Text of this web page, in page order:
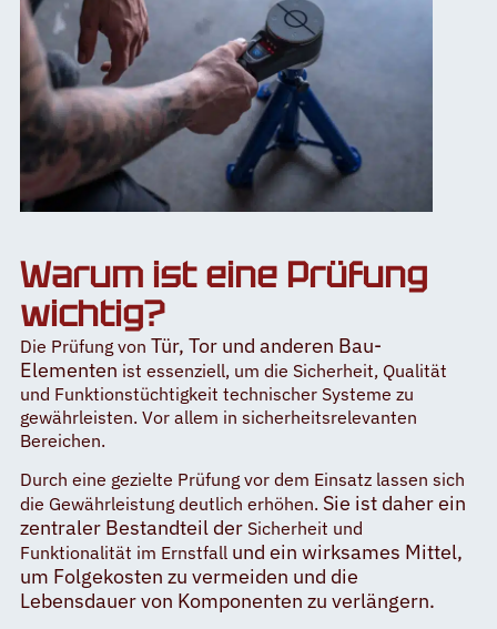
Warum ist eine Prüfung
wichtig?
Die Prüfung von Tür, Tor und anderen Bau-
Elementen ist essenziell, um die Sicherheit, Qualität
und Funktionstüchtigkeit technischer Systeme zu
gewährleisten. Vor allem in sicherheitsrelevanten
Bereichen.
Durch eine gezielte Prüfung vor dem Einsatz lassen sich
die Gewährleistung deutlich erhöhen. Sie ist daher ein
zentraler Bestandteil der Sicherheit und
Funktionalität im Ernstfall und ein wirksames Mittel,
um Folgekosten zu vermeiden und die
Lebensdauer von Komponenten zu verlängern.